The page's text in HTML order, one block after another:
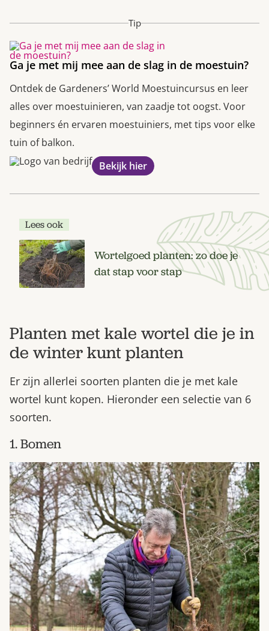
Tip
Ga je met mij mee aan de slag in de moestuin?
Ontdek de Gardeners’ World Moestuincursus en leer
alles over moestuinieren, van zaadje tot oogst. Voor
beginners én ervaren moestuiniers, met tips voor elke
tuin of balkon.
Bekijk hier
Lees ook
Wortelgoed planten: zo doe je
dat stap voor stap
Planten met kale wortel die je in
de winter kunt planten
Er zijn allerlei soorten planten die je met kale
wortel kunt kopen. Hieronder een selectie van 6
soorten.
1. Bomen